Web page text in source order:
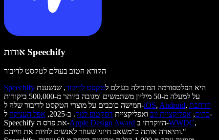
אודות Speechify
הקורא הטוב בעולם לטקסט לדיבור
Speechify
היא הפלטפורמה המובילה בעולם לטקסט לדיבור, שנשענת
על למעלה מ-50 מיליון משתמשים ומגובה ביותר מ-500,000 ביקורות
חמישה כוכבים על מוצרי הטקסט לדיבור שלה ל-iOS, Android, הרחבת
כרום, אפליקציית ווב ואפליקציית דסקטופ למק. ב-2025, אפל העניקה ל-
Speechify את פרס ה-Apple Design Award היוקרתי ב-WWDC,
ותיארה אותה כ"משאב חיוני שעוזר לאנשים לחיות את חייהם."